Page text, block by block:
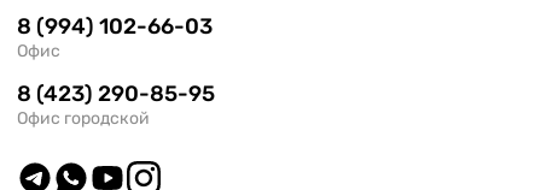
8 (994) 102-66-03
Офис
8 (423) 290-85-95
Офис городской